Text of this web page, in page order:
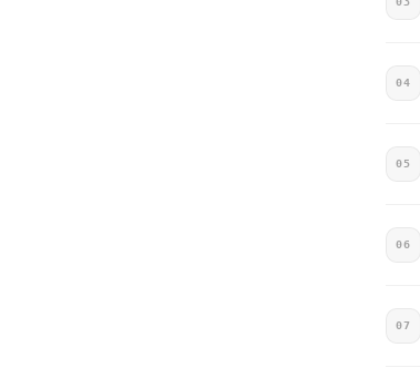
04
05
06
07